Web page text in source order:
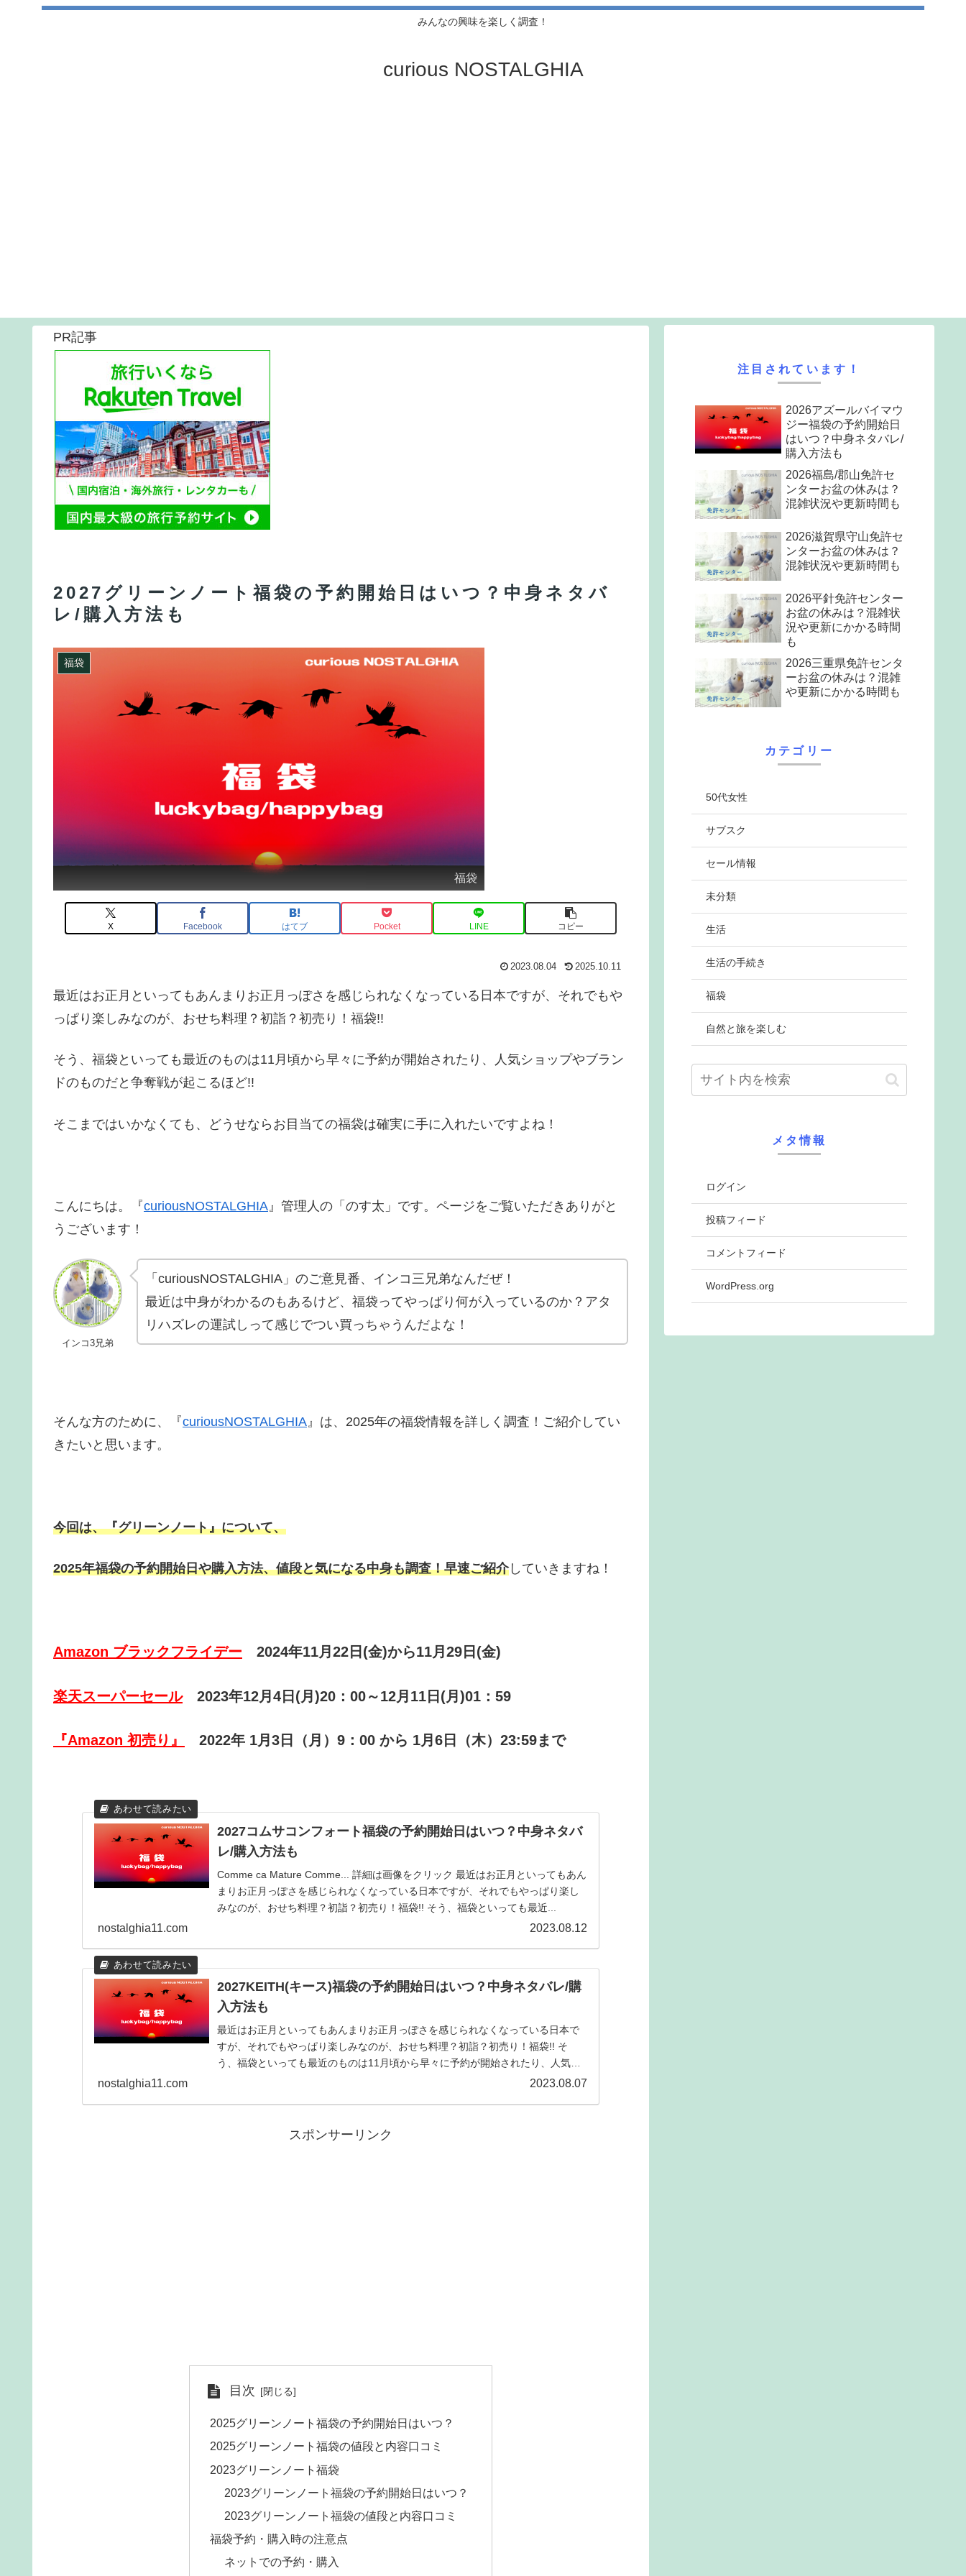
みんなの興味を楽しく調査！
curious NOSTALGHIA
PR記事
2027グリーンノート福袋の予約開始日はいつ？中身ネタバ
レ/購入方法も
福袋
福袋
X Facebook はてブ Pocket LINE コピー
2023.08.04 2025.10.11
最近はお正月といってもあんまりお正月っぽさを感じられなくなっている日本ですが、それでもや
っぱり楽しみなのが、おせち料理？初詣？初売り！福袋!!
そう、福袋といっても最近のものは11月頃から早々に予約が開始されたり、人気ショップやブラン
ドのものだと争奪戦が起こるほど!!
そこまではいかなくても、どうせならお目当ての福袋は確実に手に入れたいですよね！
こんにちは。『curiousNOSTALGHIA 』管理人の「のす太」です。ページをご覧いただきありがと
うございます！
インコ3兄弟
「curiousNOSTALGHIA」のご意見番、インコ三兄弟なんだぜ！
最近は中身がわかるのもあるけど、福袋ってやっぱり何が入っているのか？アタ
リハズレの運試しって感じでつい買っちゃうんだよな！
そんな方のために、『curiousNOSTALGHIA』は、2025年の福袋情報を詳しく調査！ご紹介してい
きたいと思います。
今回は、『グリーンノート』について、
2025年福袋の予約開始日や購入方法、値段と気になる中身も調査！早速ご紹介していきますね！
Amazon ブラックフライデー 2024年11月22日(金)から11月29日(金)
楽天スーパーセール 2023年12月4日(月)20：00～12月11日(月)01：59
『Amazon 初売り』 2022年 1月3日（月）9：00 から 1月6日（木）23:59まで
2027コムサコンフォート福袋の予約開始日はいつ？中身ネタバ
レ/購入方法も
Comme ca Mature Comme... 詳細は画像をクリック 最近はお正月といってもあん
まりお正月っぽさを感じられなくなっている日本ですが、それでもやっぱり楽し
みなのが、おせち料理？初詣？初売り！福袋!! そう、福袋といっても最近...
nostalghia11.com 2023.08.12
2027KEITH(キース)福袋の予約開始日はいつ？中身ネタバレ/購
入方法も
最近はお正月といってもあんまりお正月っぽさを感じられなくなっている日本で
すが、それでもやっぱり楽しみなのが、おせち料理？初詣？初売り！福袋!! そ
う、福袋といっても最近のものは11月頃から早々に予約が開始されたり、人気シ
nostalghia11.com 2023.08.07
スポンサーリンク
目次
2025グリーンノート福袋の予約開始日はいつ？
2025グリーンノート福袋の値段と内容口コミ
2023グリーンノート福袋
2023グリーンノート福袋の予約開始日はいつ？
2023グリーンノート福袋の値段と内容口コミ
福袋予約・購入時の注意点
ネットでの予約・購入
注目されています！
2026アズールバイマウ
ジー福袋の予約開始日
はいつ？中身ネタバレ/
購入方法も
2026福島/郡山免許セ
ンターお盆の休みは？
混雑状況や更新時間も
2026滋賀県守山免許セ
ンターお盆の休みは？
混雑状況や更新時間も
2026平針免許センター
お盆の休みは？混雑状
況や更新にかかる時間
も
2026三重県免許センタ
ーお盆の休みは？混雑
や更新にかかる時間も
カテゴリー
50代女性
サブスク
セール情報
未分類
生活
生活の手続き
福袋
自然と旅を楽しむ
メタ情報
ログイン
投稿フィード
コメントフィード
WordPress.org